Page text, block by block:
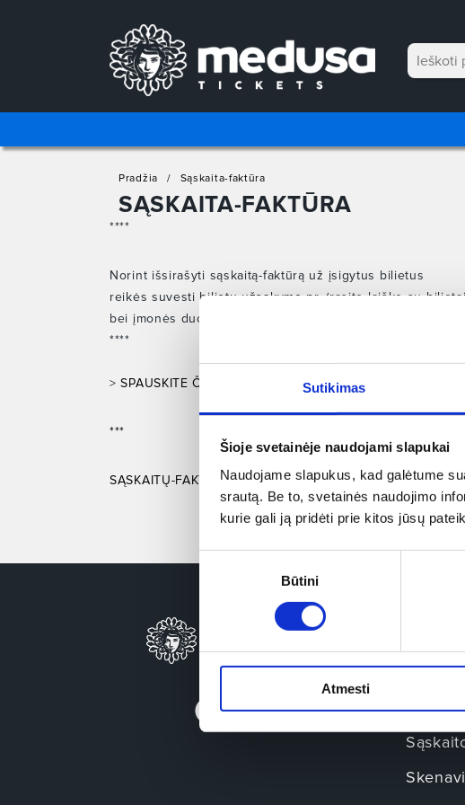
Sutikimas
Šioje svetainėje naudojami slapukai
Naudojame slapukus, kad galėtume
srautą. Be to, svetainės naudojimo
kurie gali ją pridėti prie kitos jūsų
Būtini
Atmesti
Pradžia Sąskaita-faktūra
SĄSKAITA-FAKTŪRA
****
Norint išsirašyti sąskaitą-faktūrą už įsigytus bilietus
reikės suvesti bilietų užsakymo nr. (rasite laiške su
bei įmonės duomenis ir jums bus automatiškai
****
>SPAUSKITE ČIA
***
SĄSKAITŲ-FAKTŪRŲ IŠSIRAŠYMO INSTRUKCIJA